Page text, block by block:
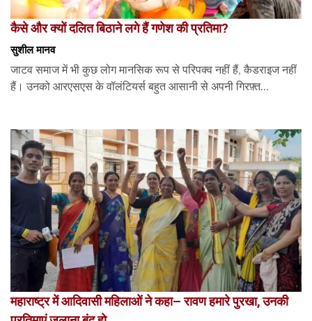
कैसे और क्यों दलित बिठाने लगे हैं गणेश की प्रतिमा?
सुशील मानव
जाटव समाज में भी कुछ लोग मानसिक रूप से परिपक्व नहीं हैं, कैडराइज नहीं
हैं। उनको आरएसएस के वॉलंटियर्स बहुत आसानी से अपनी गिरफ़्त...
महाराष्ट्र में आदिवासी महिलाओं ने कहा– रावण हमारे पुरखा, उनकी